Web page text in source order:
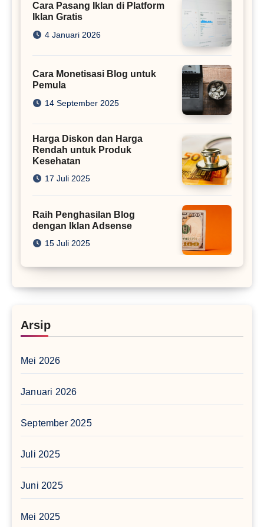
Cara Pasang Iklan di Platform
Iklan Gratis
4 Januari 2026
Cara Monetisasi Blog untuk
Pemula
14 September 2025
Harga Diskon dan Harga
Rendah untuk Produk
Kesehatan
17 Juli 2025
Raih Penghasilan Blog
dengan Iklan Adsense
15 Juli 2025
Arsip
Mei 2026
Januari 2026
September 2025
Juli 2025
Juni 2025
Mei 2025